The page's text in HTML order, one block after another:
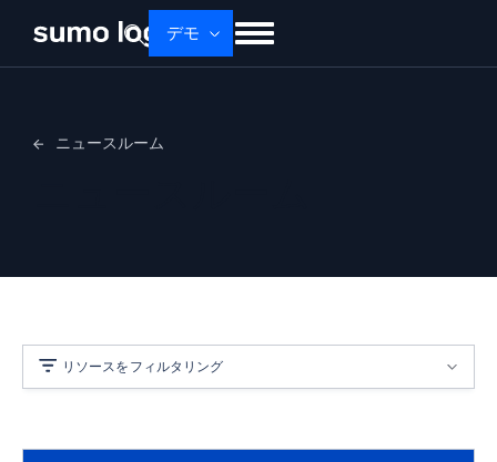
content
デモ
ドキュメント
プラットフォーム
ニュースルーム
リソースをフィルタリング
トピック